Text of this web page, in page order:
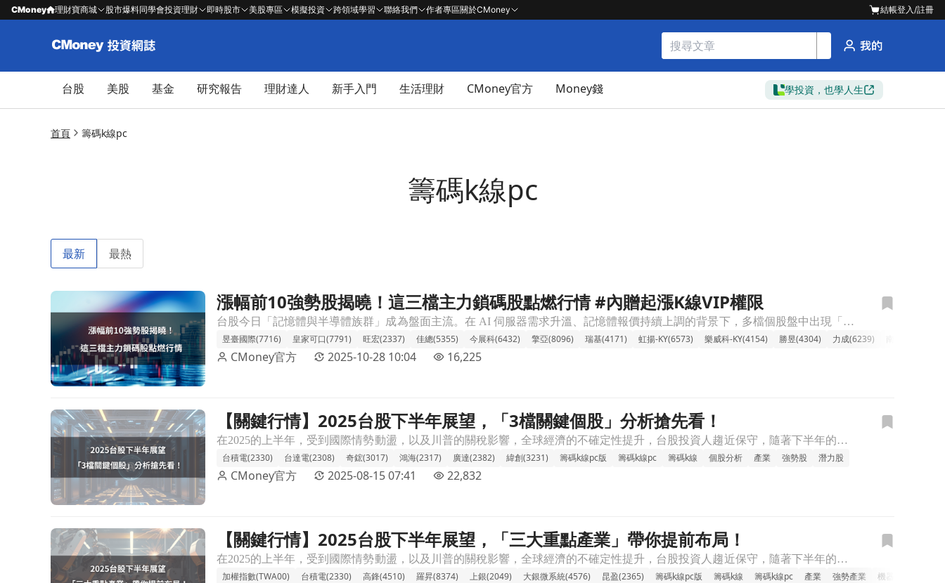
CMoney 理財寶商城 股市爆料同學會投資理財 即時股市 美股專區 模擬投資 跨領域學習 聯絡我們 作者專區關於CMoney 結帳登入/註冊
台股 美股 基金 研究報告 理財達人 新手入門 生活理財 CMoney官方 Money錢 學投資，也學人生
首頁 籌碼k線pc
籌碼k線pc
最新 最熱
前往漲幅前10強勢股揭曉！這三檔主力鎖碼股點燃行情 #內贈起漲K線VIP權限文章頁
漲幅前10強勢股揭曉！這三檔主力鎖碼股點燃行情 #內贈起漲K線VIP權限
台股今日「記憶體與半導體族群」成為盤面主流。在 AI 伺服器需求升溫、記憶體報價持續上調的背景下，多檔個股盤中出現「爆量突破、強勢漲停」訊號。本次幫你彙整好漲幅TOP10強勢股，同時透過《籌碼K線》與
昱臺國際(7716)
皇家可口(7791) 旺宏(2337) 佳總(5355) 今展科(6432) 擎亞(8096) 瑞基(4171) 虹揚-KY(6573) 樂威科-KY(4154) 勝昱(4304) 力成(6239)
CMoney官方 2025-10-28 10:04 16,225
前往【關鍵行情】2025台股下半年展望，「3檔關鍵個股」分析搶先看！文章頁
【關鍵行情】2025台股下半年展望，「3檔關鍵個股」分析搶先看！
在2025的上半年，受到國際情勢動盪，以及川普的關稅影響，全球經濟的不確定性提升，台股投資人趨近保守，隨著下半年的正式展開，市場逐漸回溫，投資人轉向期待能否再創下歷史新高價，在這其中有哪些潛在的機會產
台積電(2330)
台達電(2308) 奇鋐(3017) 鴻海(2317) 廣達(2382) 緯創(3231) 籌碼k線pc版 籌碼k線pc 籌碼k線 個股分析 產業 強勢股 潛力股
CMoney官方 2025-08-15 07:41 22,832
前往【關鍵行情】2025台股下半年展望，「三大重點產業」帶你提前布局！文章頁
【關鍵行情】2025台股下半年展望，「三大重點產業」帶你提前布局！
在2025的上半年，受到國際情勢動盪，以及川普的關稅影響，全球經濟的不確定性提升，台股投資人趨近保守，隨著下半年的正式展開，市場逐漸回溫，投資人轉向期待能否再創下歷史新高價，在這其中有哪些潛在的機會產
加權指數(TWA00)
台積電(2330) 高鋒(4510) 羅昇(8374) 上銀(2049) 大銀微系統(4576) 昆盈(2365) 籌碼k線pc版 籌碼k線 籌碼k線pc 產業 強勢產業 機器人